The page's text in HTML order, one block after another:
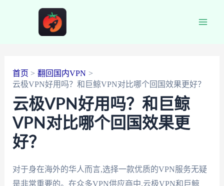
首页
翻回国内VPN
云极VPN好用吗？和巨鲸VPN对比哪个回国效果更好？
云极VPN好用吗？和巨鲸
VPN对比哪个回国效果更
好？
对于身在海外的华人而言,选择一款优质的VPN服务无疑
是非常重要的。在众多VPN供应商中,云极VPN和巨鲸